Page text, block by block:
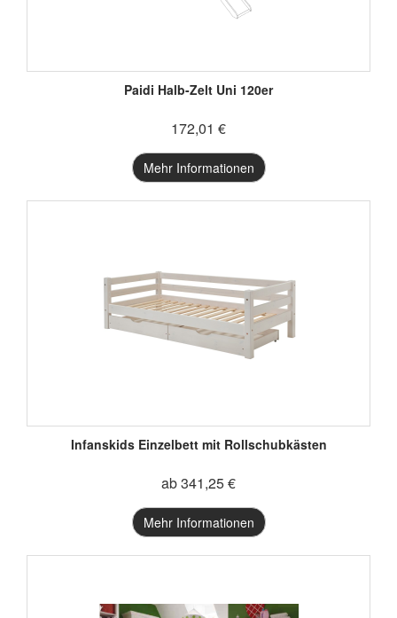
Paidi Halb-Zelt Uni 120er
172,01 €
Mehr Informationen
Infanskids Einzelbett mit Rollschubkästen
ab 341,25 €
Mehr Informationen